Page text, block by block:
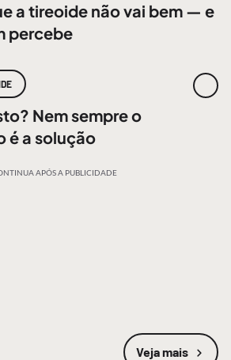
a tireoide não vai bem — e
percebe
Nem sempre o
é a solução
APÓS A PUBLICIDADE
Veja mais